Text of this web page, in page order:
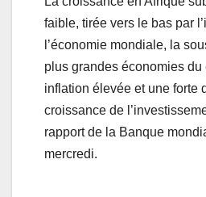
faible, tirée vers le bas par
l’économie mondiale, la
plus grandes économies du
inflation élevée et une forte
croissance de
rapport de la Banque
mercredi.